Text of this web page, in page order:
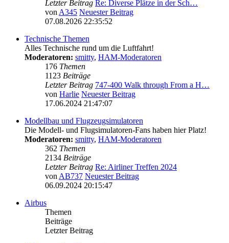
Letzter Beitrag Re: Diverse Plätze in der Sch…
vonA345 Neuester Beitrag
07.08.2026 22:35:52
Technische Themen
Alles Technische rund um die Luftfahrt!
Moderatoren: smitty, HAM-Moderatoren
176 Themen
1123 Beiträge
Letzter Beitrag 747-400 Walk through From a H…
von Harlie Neuester Beitrag
17.06.2024 21:47:07
Modellbau und Flugzeugsimulatoren
Die Modell- und Flugsimulatoren-Fans haben hier Platz!
Moderatoren: smitty, HAM-Moderatoren
362 Themen
2134 Beiträge
Letzter Beitrag Re: Airliner Treffen 2024
vonAB737 Neuester Beitrag
06.09.2024 20:15:47
Airbus
Themen
Beiträge
Letzter Beitrag